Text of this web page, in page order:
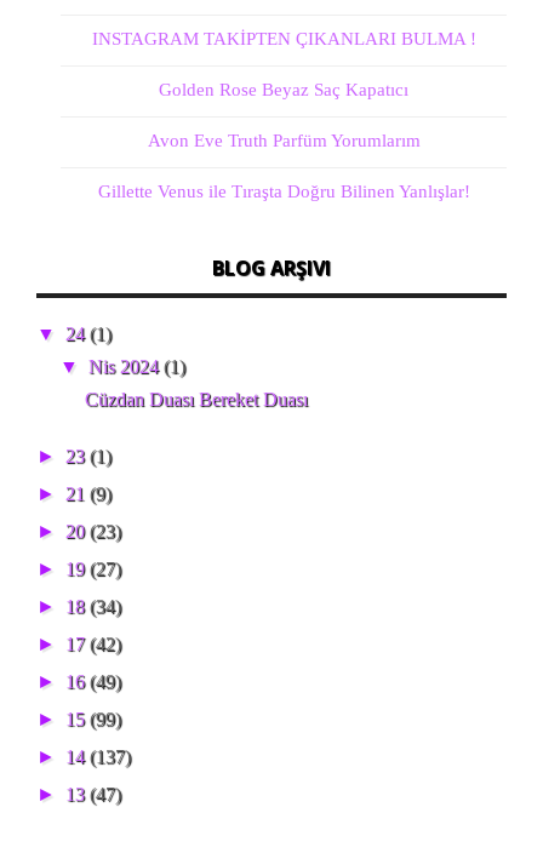
INSTAGRAM TAKİPTEN ÇIKANLARI BULMA !
Golden Rose Beyaz Saç Kapatıcı
Avon Eve Truth Parfüm Yorumlarım
Gillette Venus ile Tıraşta Doğru Bilinen Yanlışlar!
BLOG ARŞIVI
▼ 24(1)
▼Nis 2024(1)
Cüzdan Duası Bereket Duası
► 23(1)
► 21 (9)
► 20(23)
► 19(27)
► 18(34)
► 17(42)
► 16(49)
► 15(99)
► 14(137)
► 13(47)